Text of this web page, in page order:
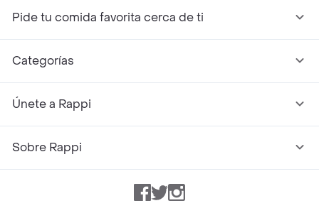
Pide tu comida favorita cerca de ti
Categorías
Únete a Rappi
Sobre Rappi
Facebook
TwitterInstagram